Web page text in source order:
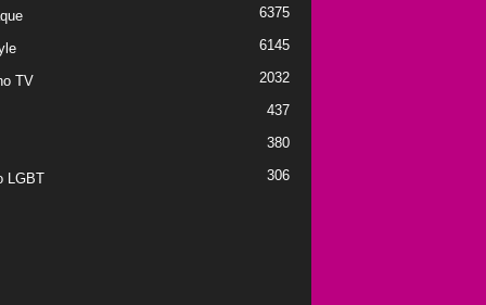
6375
6145
TV 2032
437
380
LGBT 306